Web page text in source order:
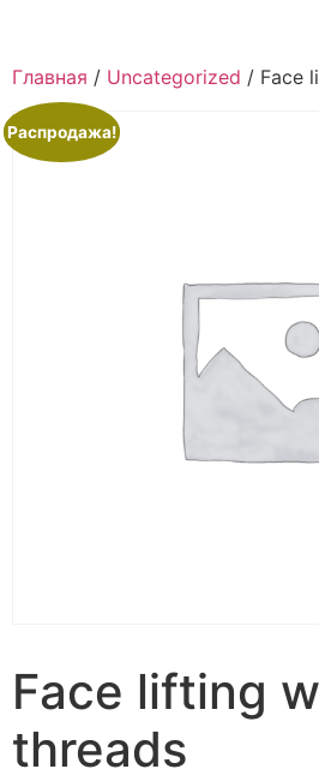
Главная / Uncategorized / Face
Распродажа!
Face lifting
threads